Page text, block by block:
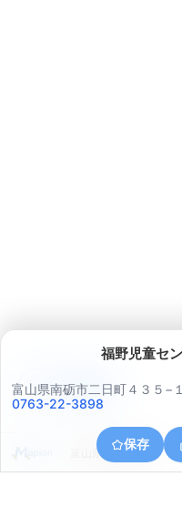
福野児童セ
富山県南砺市二日町４３５−１
0763-22-3898
保存
富山県南砺市野尻
アプリで見る